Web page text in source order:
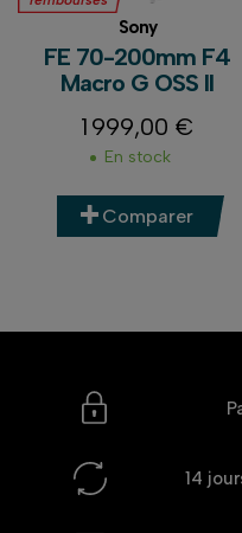
Sony
FE 70-200mm F4
Macro G OSS II
Prix
1 999,00 €
En stock
Comparer
14